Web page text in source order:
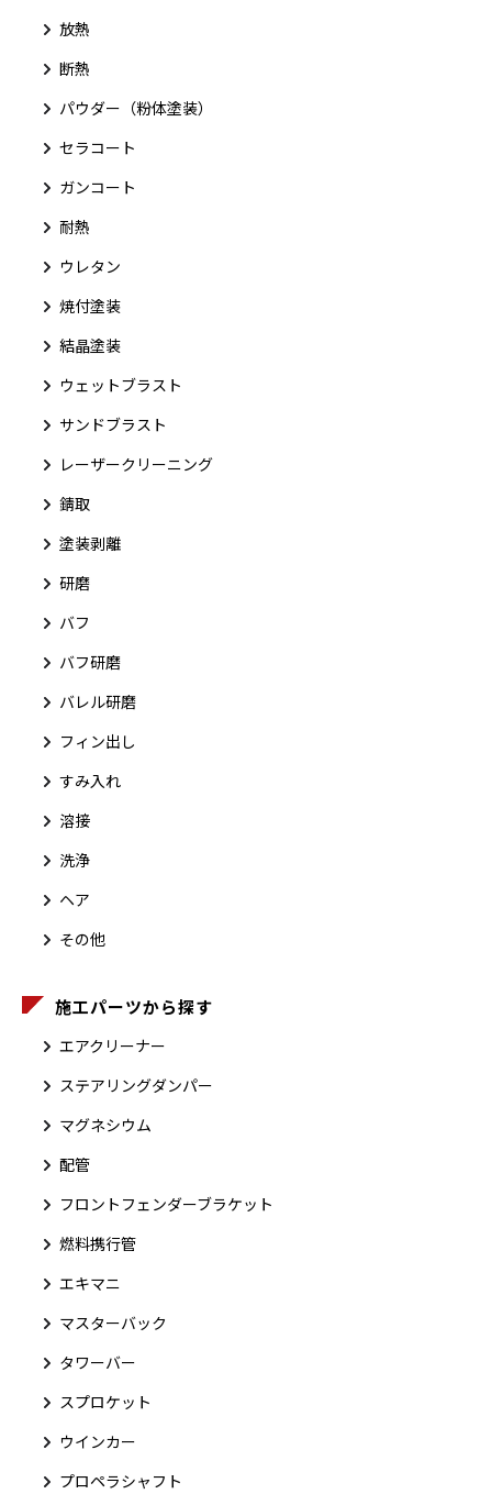
放熱
断熱
パウダー（粉体塗装）
セラコート
ガンコート
耐熱
ウレタン
焼付塗装
結晶塗装
ウェットブラスト
サンドブラスト
レーザークリーニング
錆取
塗装剥離
研磨
バフ
バフ研磨
バレル研磨
フィン出し
すみ入れ
溶接
洗浄
ヘア
その他
施工パーツから探す
エアクリーナー
ステアリングダンパー
マグネシウム
配管
フロントフェンダーブラケット
燃料携行管
エキマニ
マスターバック
タワーバー
スプロケット
ウインカー
プロペラシャフト